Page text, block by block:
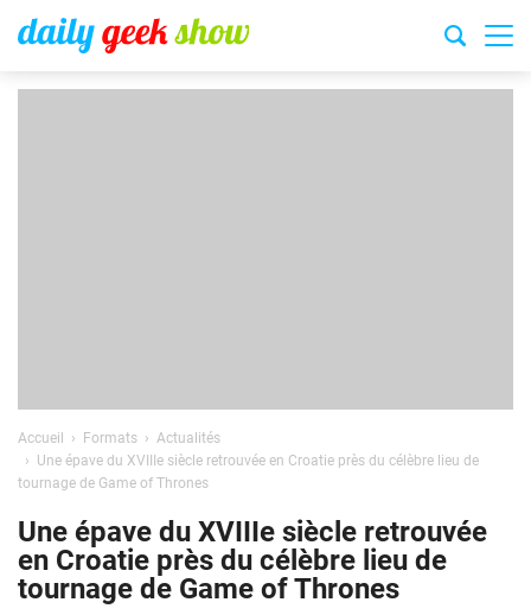
Accueil Formats
Actualités
Une épave du XVIIIe siècle retrouvée en Croatie près du célèbre lieu de
tournage de Game of Thrones
Une épave du XVIIIe siècle retrouvée
en Croatie près du célèbre lieu de
tournage de Game of Thrones